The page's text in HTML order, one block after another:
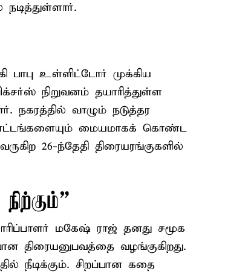
நடித்துள்ளார்.
பாபு உள்ளிட்டோர் முக்கிய
நிறுவனம் தயாரித்துள்ள
வாழும் நடுத்தர
மையமாகக் கொண்ட
26-ந்தேதி திரையரங்குகளில்
மகேஷ் ராஜ் தனது சமூக
திரையனுபவத்தை வழங்குகிறது.
நீடிக்கும். சிறப்பான கதை